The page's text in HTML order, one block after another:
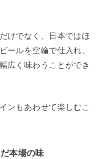
けでなく、日本ではほ
ールを空輸で仕入れ、
広く味わうことができ
ンもあわせて楽しむこ
本場の味